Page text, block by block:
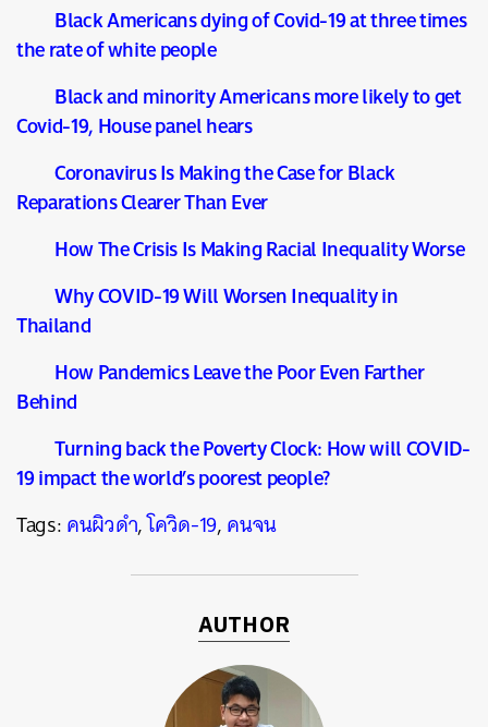
Black Americans dying of Covid-19 at three times
the rate of white people
Black and minority Americans more likely to get
Covid-19, House panel hears
Coronavirus Is Making the Case for Black
Reparations Clearer Than Ever
How The Crisis Is Making Racial Inequality Worse
Why COVID-19 Will Worsen Inequality in
Thailand
How Pandemics Leave the Poor Even Farther
Behind
Turning back the Poverty Clock: How will COVID-
19impact the world’s poorest people?
Tags:คนผิวดำ,โควิด-19,คนจน
AUTHOR